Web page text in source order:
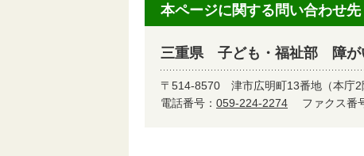
本ページに関する問い合わせ先
三重県 子ども・福祉部 障が
〒514-8570 津市広明町13番地（本庁2
電話番号： 059-224-2274 ファクス番